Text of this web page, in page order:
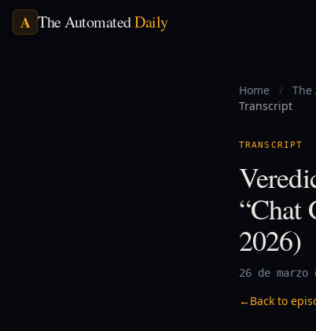
A The AutomatedDaily
Home / The
Transcript
TRANSCRIPT
“Chat
2026)
26 de marzo
←Back to